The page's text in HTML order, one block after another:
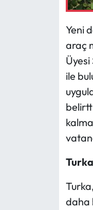
Yeni
araç
ile
daha